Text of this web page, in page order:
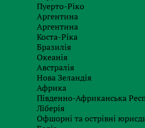
Пуерто-Ріко
Аргентина
Аргентина
Коста-Ріка
Бразилія
Океанія
Австралія
Нова Зеландія
Африка
Південно-Африканська
Ліберія
Офшорні та острівні